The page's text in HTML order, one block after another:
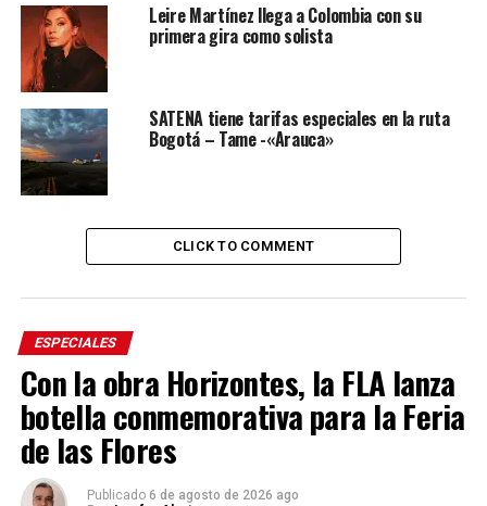
Leire Martínez llega a Colombia con su
primera gira como solista
SATENA tiene tarifas especiales en la ruta
Bogotá – Tame -«Arauca»
CLICK TO COMMENT
ESPECIALES
Con la obra Horizontes, la FLA lanza
botella conmemorativa para la Feria
de las Flores
Publicado 6 de agosto de 2026 ago